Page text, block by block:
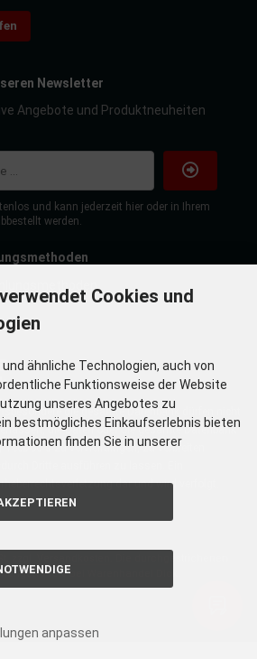
Newsletter
Angebote und Produktneuheiten
und kann jederzeit hier oder in Ihrem
werden.
die gesamte Datenbank dürfen nicht
die Daten oder die gesamte Datenbank
zu vervielfältigen, zu verbreiten
Dritte ausführen zu lassen. Ein
dar und wird verfolgt.
Preis bei Warenhandel Dick.
Cookies und
ähnliche Technologien, auch von
Funktionsweise der Website
unseres Angebotes zu
bestmögliches Einkaufserlebnis bieten
finden Sie in unserer
anpassen